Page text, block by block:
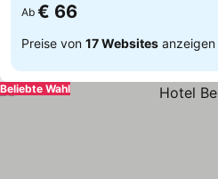
Ab € 66
Preise von 17 Websites anzeigen
Beliebte Wahl